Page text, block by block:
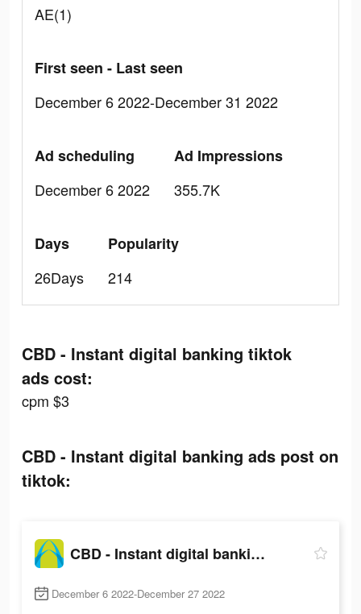
AE(1)
First seen - Last seen
December 6 2022-December 31 2022
Ad scheduling
December 6 2022
Ad Impressions
355.7K
Days
26Days
Popularity
214
CBD - Instant digital banking tiktok
ads cost:
cpm $3
CBD - Instant digital banking ads post on
tiktok:
CBD - Instant digital banking
December 6 2022-December 27 2022